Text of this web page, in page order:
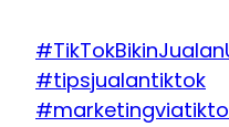
#tipsjualantiktok